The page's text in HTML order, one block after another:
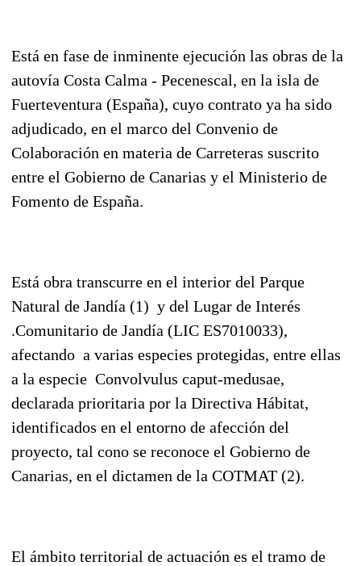
Está en fase de inminente ejecución las obras de la
autovía Costa Calma - Pecenescal, en la isla de
Fuerteventura (España), cuyo contrato ya ha sido
adjudicado, en el marco del Convenio de
Colaboración en materia de Carreteras suscrito
entre el Gobierno de Canarias y el Ministerio de
Fomento de España.
Está obra transcurre en el interior del Parque
Natural de Jandía (1) y del Lugar de Interés
.Comunitario de Jandía (LIC ES7010033),
afectando a varias especies protegidas, entre ellas
a la especie Convolvulus caput-medusae,
declarada prioritaria por la Directiva Hábitat,
identificados en el entorno de afección del
proyecto, tal cono se reconoce el Gobierno de
Canarias, en el dictamen de la COTMAT (2).
El ámbito territorial de actuación es el tramo de